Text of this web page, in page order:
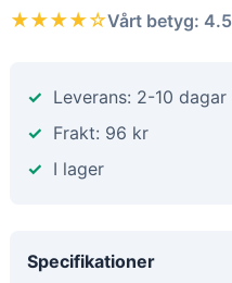
★★★★☆Vårt betyg:
Leverans: 2-10 dagar
Frakt: 96 kr
I lager
Specifikationer